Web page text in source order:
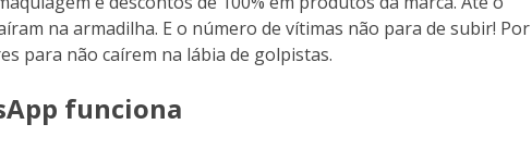
na armadilha. E o número de vítimas não para de subir! Por
para não caírem na lábia de golpistas.
funciona